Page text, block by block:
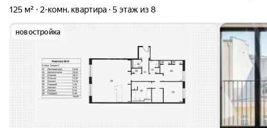
125 м² 2-комн. квартира 5 этаж из 8
новостройка